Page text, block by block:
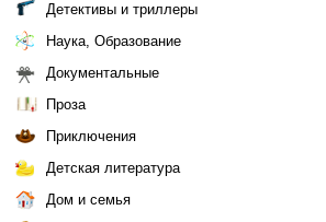
Детективы и триллеры
Наука, Образование
Документальные
Проза
Приключения
Детская литература
Дом и семья